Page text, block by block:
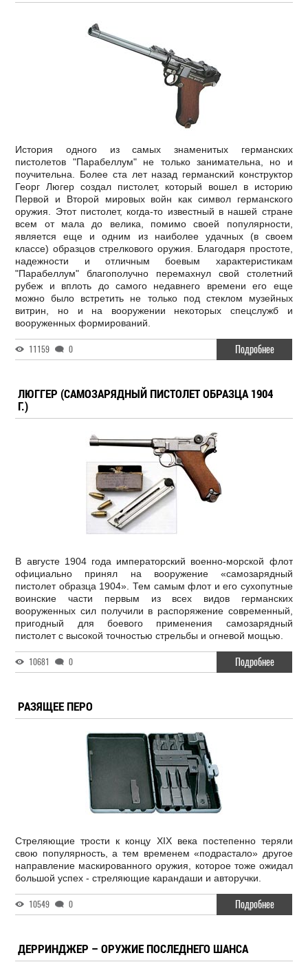
История одного из самых знаменитых германских
пистолетов "Парабеллум" не только занимательна, но и
поучительна. Более ста лет назад германский конструктор
Георг Люгер создал пистолет, который вошел в историю
Первой и Второй мировых войн как символ германского
оружия. Этот пистолет, когда-то известный в нашей стране
всем от мала до велика, помимо своей популярности,
является еще и одним из наиболее удачных (в своем
классе) образцов стрелкового оружия. Благодаря простоте,
надежности и отличным боевым характеристикам
"Парабеллум" благополучно перемахнул свой столетний
рубеж и вплоть до самого недавнего времени его еще
можно было встретить не только под стеклом музейных
витрин, но и на вооружении некоторых спецслужб и
вооруженных формирований.
11159 0 Подробнее
ЛЮГГЕР (САМОЗАРЯДНЫЙ ПИСТОЛЕТ ОБРАЗЦА 1904
Г.)
В августе 1904 года императорский военно-морской флот
официально принял на вооружение «самозарядный
пистолет образца 1904». Тем самым флот и его сухопутные
воинские части первым из всех видов германских
вооруженных сил получили в распоряжение современный,
пригодный для боевого применения самозарядный
пистолет с высокой точностью стрельбы и огневой мощью.
10681 0 Подробнее
РАЗЯЩЕЕ ПЕРО
Стреляющие трости к концу XIX века постепенно теряли
свою популярность, а тем временем «подрастало» другое
направление маскированного оружия, которое тоже ожидал
большой успех - стреляющие карандаши и авторучки.
10549 0 Подробнее
ДЕРРИНДЖЕР – ОРУЖИЕ ПОСЛЕДНЕГО ШАНСА